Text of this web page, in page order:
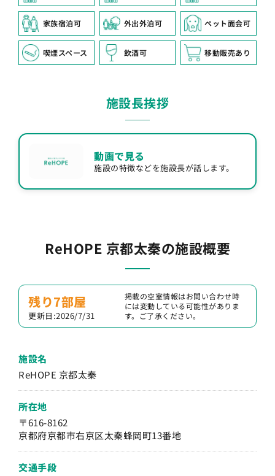
家族宿泊可 外出外泊可 ペット面会可
喫煙スペース 飲酒可 移動販売あり
施設長挨拶
動画で見る
施設の特徴などを施設長が話します。
ReHOPE 京都太秦の施設概要
残り7部屋
更新日:2026/7/31
掲載の空室情報はお問い合わせ時
には変動している可能性がありま
す。ご了承ください。
施設名
ReHOPE 京都太秦
所在地
〒616-8162
京都府京都市右京区太秦蜂岡町13番地
交通手段